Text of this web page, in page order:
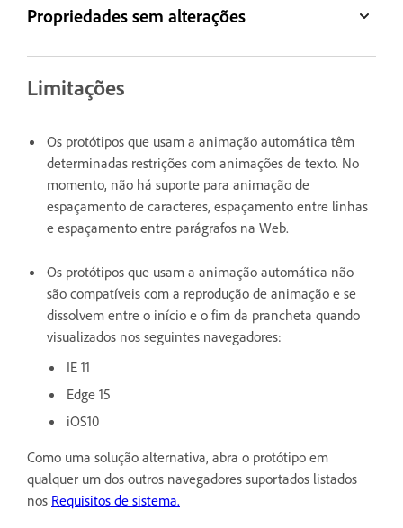
Propriedades sem alterações
Limitações
Os protótipos que usam a animação automática têm
determinadas restrições com animações de texto. No
momento, não há suporte para animação de
espaçamento de caracteres, espaçamento entre linhas
e espaçamento entre parágrafos na Web.
Os protótipos que usam a animação automática não
são compatíveis com a reprodução de animação e se
dissolvem entre o início e o fim da prancheta quando
visualizados nos seguintes navegadores:
IE 11
Edge 15
iOS10
Como uma solução alternativa, abra o protótipo em
qualquer um dos outros navegadores suportados listados
nos Requisitos de sistema.